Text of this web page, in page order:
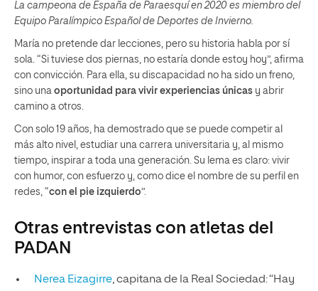
La campeona de España de Paraesquí en 2020 es miembro del
Equipo Paralímpico Español de Deportes de Invierno.
María no pretende dar lecciones, pero su historia habla por sí
sola. “Si tuviese dos piernas, no estaría donde estoy hoy”, afirma
con convicción. Para ella, su discapacidad no ha sido un freno,
sino una oportunidad para vivir experiencias únicas y abrir
camino a otros.
Con solo 19 años, ha demostrado que se puede competir al
más alto nivel, estudiar una carrera universitaria y, al mismo
tiempo, inspirar a toda una generación. Su lema es claro: vivir
con humor, con esfuerzo y, como dice el nombre de su perfil en
redes, “con el pie izquierdo”.
Otras entrevistas con atletas del
PADAN
Nerea Eizagirre, capitana de la Real Sociedad: “Hay